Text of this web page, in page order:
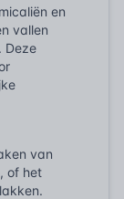
en
vallen
Deze
van
of het